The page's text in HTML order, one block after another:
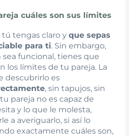
cuáles son sus límites
tú tengas claro yque sepas
para ti. Sin embargo,
sea funcional, tienes que
los límites de tu pareja. La
descubrirlo es
, sin tapujos, sin
pareja no es capaz de
y lo que le molesta,
a averiguarlo, si así lo
exactamente cuáles son,